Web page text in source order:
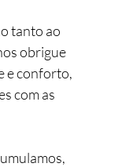
tanto ao
obrigue
e conforto,
com as